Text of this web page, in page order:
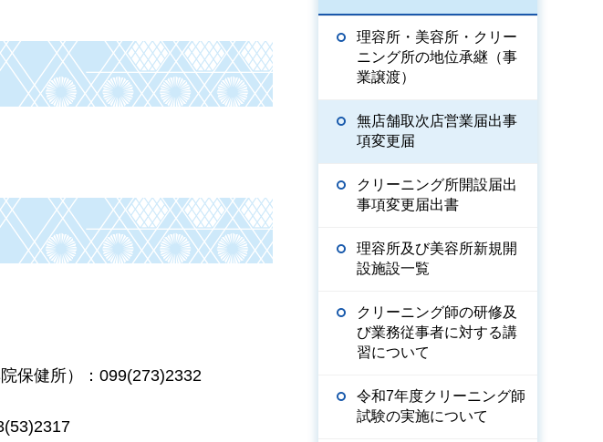
保健所）：099(273)2332
理容所・美容所・クリー
ニング所の地位承継（事
業譲渡）
無店舗取次店営業届出事
項変更届
クリーニング所開設届出
事項変更届出書
理容所及び美容所新規開
設施設一覧
クリーニング師の研修及
び業務従事者に対する講
習について
令和7年度クリーニング師
試験の実施について